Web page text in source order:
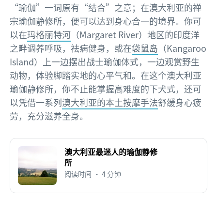
“瑜伽”一词原有“结合”之意；在澳大利亚的禅
宗瑜伽静修所，便可以达到身心合一的境界。你可
以在玛格丽特河 （Margaret River）地区的印度洋
之畔调养呼吸，祛病健身，或在袋鼠岛 （Kangaroo
Island）上一边摆出战士瑜伽体式，一边观赏野生
动物，体验脚踏实地的心平气和。在这个澳大利亚
瑜伽静修所，你不止能掌握高难度的下犬式，还可
以凭借一系列澳大利亚的本土按摩手法舒缓身心疲
劳，充分滋养全身。
澳大利亚最迷人的瑜伽静修
所
阅读时间 • 4 分钟